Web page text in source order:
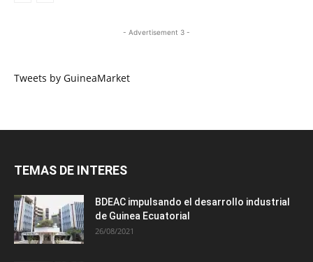
- Advertisement 3 -
Tweets by GuineaMarket
TEMAS DE INTERES
BDEAC impulsando el desarrollo industrial
de Guinea Ecuatorial
26/08/2021